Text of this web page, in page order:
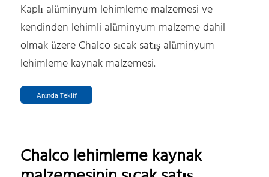
Kaplı alüminyum lehimleme malzemesi ve
kendinden lehimli alüminyum malzeme dahil
olmak üzere Chalco sıcak satış alüminyum
lehimleme kaynak malzemesi.
Anında Teklif
Chalco lehimleme kaynak